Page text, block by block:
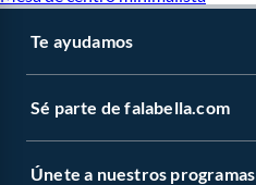
Te ayudamos
Sé parte de falabella.com
Únete a nuestros programas